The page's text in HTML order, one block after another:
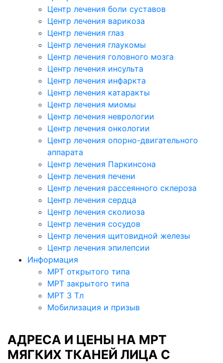
Центр лечения боли суставов
Центр лечения варикоза
Центр лечения глаз
Центр лечения глаукомы
Центр лечения головного мозга
Центр лечения инсульта
Центр лечения инфаркта
Центр лечения катаракты
Центр лечения миомы
Центр лечения неврологии
Центр лечения онкологии
Центр лечения опорно-двигательного
аппарата
Центр лечения Паркинсона
Центр лечения печени
Центр лечения рассеянного склероза
Центр лечения сердца
Центр лечения сколиоза
Центр лечения сосудов
Центр лечения щитовидной железы
Центр лечения эпилепсии
Информация
МРТ открытого типа
МРТ закрытого типа
МРТ 3 Тл
Мобилизация и призыв
АДРЕСА И ЦЕНЫ НА МРТ
МЯГКИХ ТКАНЕЙ ЛИЦА С